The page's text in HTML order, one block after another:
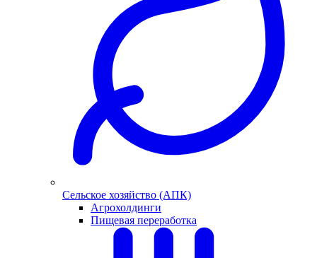
Сельское хозяйство (АПК)
Агрохолдинги
Пищевая переработка